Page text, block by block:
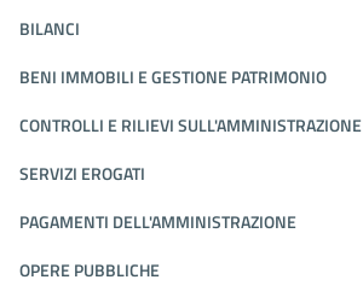
BILANCI
BENI IMMOBILI E GESTIONE PATRIMONIO
CONTROLLI E RILIEVI SULL'AMMINISTRAZIONE
SERVIZI EROGATI
PAGAMENTI DELL'AMMINISTRAZIONE
OPERE PUBBLICHE